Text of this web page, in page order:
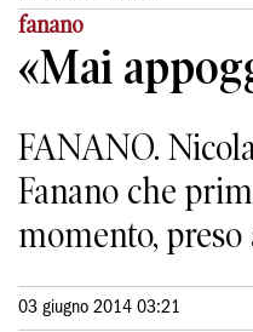
fanano
«Mai
FANANO.
Fanano che
momento, preso
03 giugno 2014 03:21